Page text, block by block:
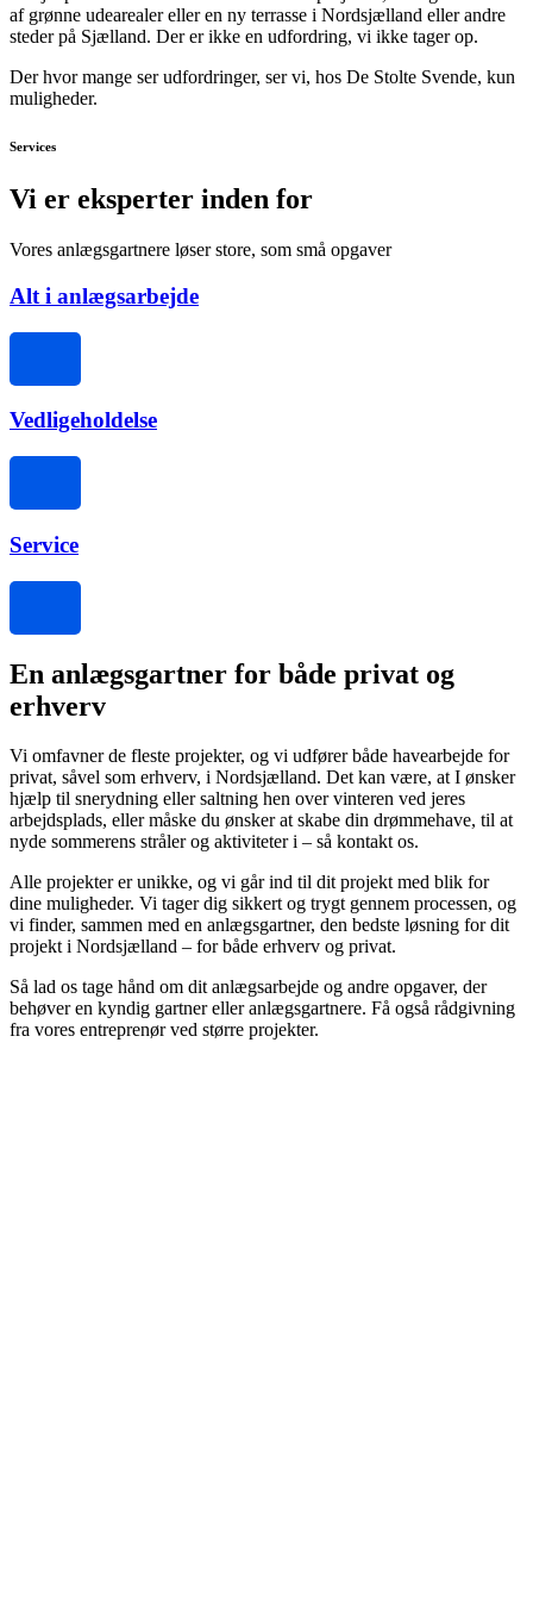
af grønne udearealer eller en ny terrasse i Nordsjælland eller andre
steder på Sjælland. Der er ikke en udfordring, vi ikke tager op.
Der hvor mange ser udfordringer, ser vi, hos De Stolte Svende, kun
muligheder.
Services
Vi er eksperter inden for
Vores anlægsgartnere løser store, som små opgaver
Alt i anlægsarbejde
Vedligeholdelse
Service
En anlægsgartner for både privat og
erhverv
Vi omfavner de fleste projekter, og vi udfører både havearbejde for
privat, såvel som erhverv, i Nordsjælland. Det kan være, at I ønsker
hjælp til snerydning eller saltning hen over vinteren ved jeres
arbejdsplads, eller måske du ønsker at skabe din drømmehave, til at
nyde sommerens stråler og aktiviteter i – så kontakt os.
Alle projekter er unikke, og vi går ind til dit projekt med blik for
dine muligheder. Vi tager dig sikkert og trygt gennem processen, og
vi finder, sammen med en anlægsgartner, den bedste løsning for dit
projekt i Nordsjælland – for både erhverv og privat.
Så lad os tage hånd om dit anlægsarbejde og andre opgaver, der
behøver en kyndig gartner eller anlægsgartnere. Få også rådgivning
fra vores entreprenør ved større projekter.